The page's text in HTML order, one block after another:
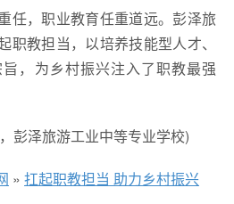
任，职业教育任重道远。彭泽旅
职教担当，以培养技能型人才、
，为乡村振兴注入了职教最强
彭泽旅游工业中等专业学校)
» 扛起职教担当 助力乡村振兴